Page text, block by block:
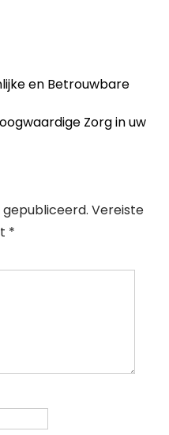
en Betrouwbare
Zorg in uw
Vereiste
*